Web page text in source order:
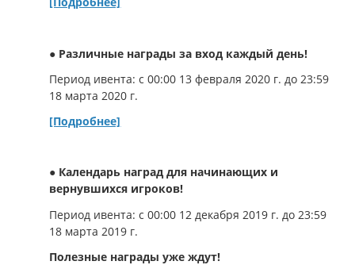
● Различные награды за вход каждый день!
Период ивента: с 00:00 13 февраля 2020 г. до 23:59
18 марта 2020 г.
[Подробнее]
● Календарь наград для начинающих и
вернувшихся игроков!
Период ивента: с 00:00 12 декабря 2019 г. до 23:59
18 марта 2019 г.
Полезные награды уже ждут!